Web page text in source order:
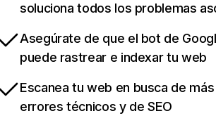
soluciona todos los problemas
Asegúrate de que el bot de
puede rastrear e indexar tu web
Escanea tu web en busca de
errores técnicos y de SEO